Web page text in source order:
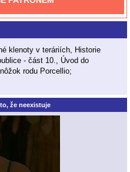
klenoty v teráriích, Historie
- část 10., Úvod do
rodu Porcellio;
že neexistuje